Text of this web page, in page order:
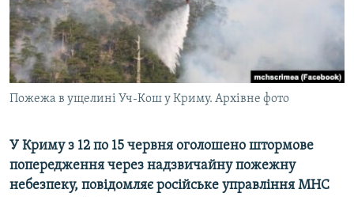
ВІДЕОУРОКИ «ELIFBE»
СВІДЧЕННЯ ОКУПАЦІЇ
УКРАЇНСЬКА ПРОБЛЕМА КРИМУ
ІНФОГРАФІКА
Русский
Qırımtatar
ДОЛУЧАЙСЯ!
Усі сайти RFE/RL
Пожежа в ущелині Уч-Кош у Криму. Архівне фото
У Криму з 12 по 15 червня оголошено штормове
попередження через надзвичайну пожежну
небезпеку, повідомляє російське управління МНС